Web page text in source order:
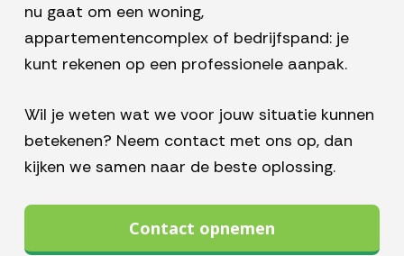
nu gaat om een woning,
appartementencomplex of bedrijfspand: je
kunt rekenen op een professionele aanpak.
Wil je weten wat we voor jouw situatie kunnen
betekenen? Neem contact met ons op, dan
kijken we samen naar de beste oplossing.
Contact opnemen